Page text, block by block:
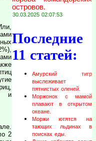
и
2
островов.
30.03.2025 02:07:53
Последние
11 статей:
Амурский тигр
выслеживает
пятнистых оленей.
Моржонок с мамой
плавают в открытом
океане.
Моржи ютятся на
тающих льдинах в
поисках еды.